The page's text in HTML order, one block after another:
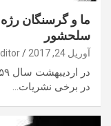
ما و گرسنگان
سلحشور
آوریل 24, 2017
در برخی نشریات…